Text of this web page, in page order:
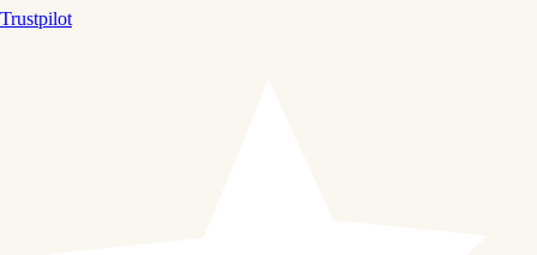
Trustpilot